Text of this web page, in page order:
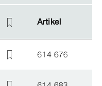
Artikel
Artikel
614 676